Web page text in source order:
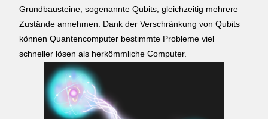
Grundbausteine, sogenannte Qubits, gleichzeitig mehrere
Zustände annehmen. Dank der Verschränkung von Qubits
können Quantencomputer bestimmte Probleme viel
schneller lösen als herkömmliche Computer.